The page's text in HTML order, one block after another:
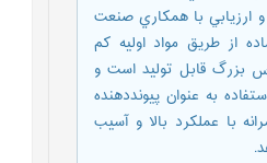
ارزيابي با همکاري صنعت
از طريق مواد اوليه کم
بزرگ قابل توليد است و
به عنوان پیونددهنده
با عملکرد بالا و آسيب